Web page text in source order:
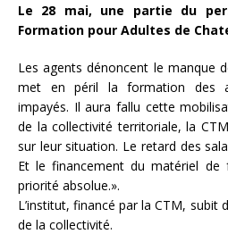
Le 28 mai, une partie du
Formation pour Adultes de
Les agents dénoncent le manque
met en péril la formation des
impayés. Il aura fallu cette
de la collectivité territoriale, la
sur leur situation. Le retard des
Et le financement du matériel de
priorité absolue.».
L’institut, financé par la CTM, subit
de la collectivité.